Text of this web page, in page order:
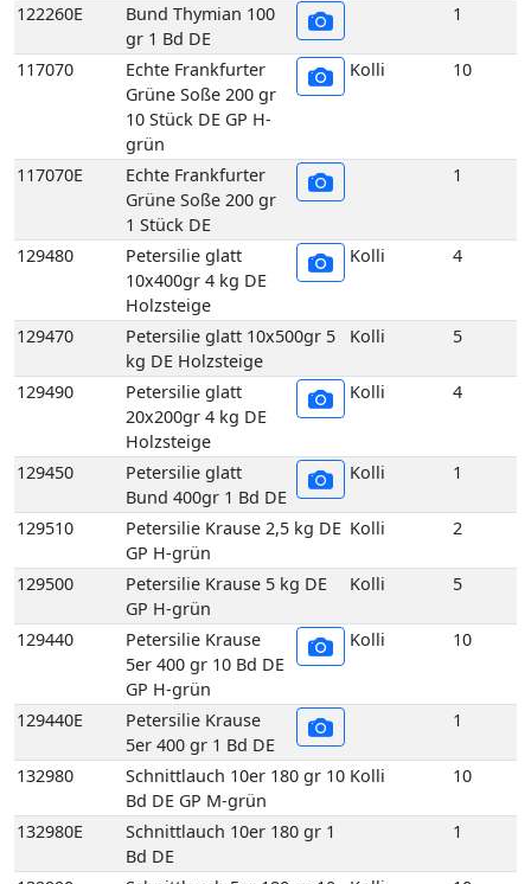
117070E
Echte Frankfurter
Grüne Soße 200 gr
1 Stück DE
1
Petersilie glatt
10x400gr 4 kg DE
Holzsteige
129470
Petersilie glatt 10x500gr 5
kg DE Holzsteige
5
Petersilie glatt
20x200gr 4 kg DE
Holzsteige
129450
Petersilie glatt
Bund 400gr 1 Bd DE
Kolli 1
Petersilie Krause 2,5 kg DE
GP H-grün
Petersilie Krause 5 kg DE
GP H-grün
129440
Petersilie Krause
5er 400 gr 10 Bd DE
GP H-grün
Kolli 10
129440E
Petersilie Krause
5er 400 gr 1 Bd DE
1
Schnittlauch 10er 180 gr 10
Bd DE GP M-grün
Schnittlauch 10er 180 gr 1
Bd DE
132990
Schnittlauch 5er 180 gr 10
Bd DE GP M-grün
10
132990E
Schnittlauch 5er 180 gr 1
Bd DE
1
136540
Suppengrün 10 Bd DE GP
M-grün
10